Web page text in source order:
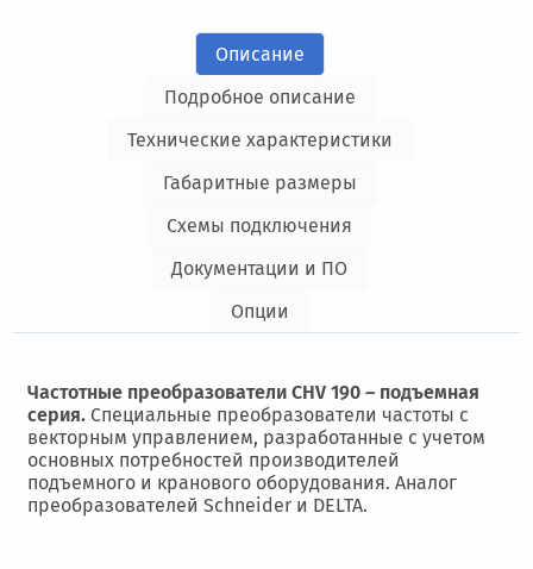
Описание
Подробное описание
Технические характеристики
Габаритные размеры
Схемы подключения
Документации и ПО
Опции
Частотные преобразователи CHV 190 – подъемная
серия. Специальные преобразователи частоты с
векторным управлением, разработанные с учетом
основных потребностей производителей
подъемного и кранового оборудования. Аналог
преобразователей Schneider и DELTA.